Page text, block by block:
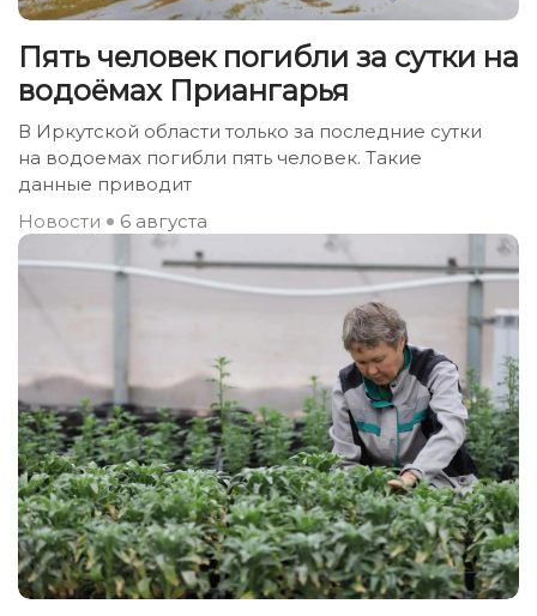
Пять человек погибли за сутки на
водоёмах Приангарья
В Иркутской области только за последние сутки
на водоемах погибли пять человек. Такие
данные приводит
Новости
6 августа